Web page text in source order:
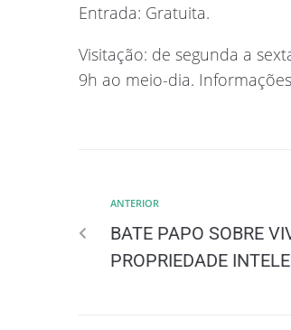
Entrada: Gratuita.
Visitação: de segunda a
9h ao meio-dia.
ANTERIOR
BATE PAPO SOBRE
PROPRIEDADE